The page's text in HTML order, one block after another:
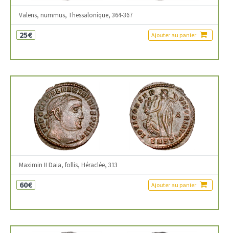
Valens, nummus, Thessalonique, 364-367
25€ Ajouter au panier
Maximin II Daia, follis, Héraclée, 313
60€ Ajouter au panier